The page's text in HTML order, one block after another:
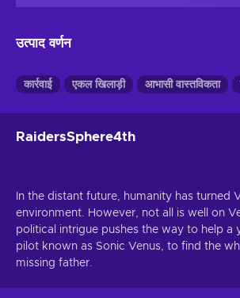
उत्पाद वर्णन
कार्रवाई एकल खिलाड़ी आभासी वास्तविकता
RaidersSphere4th
In the distant future, humanity has turned
environment. However, not all is well on
political intrigue pushes the way to help a
pilot known as Sonic Venus, to find the
missing father.